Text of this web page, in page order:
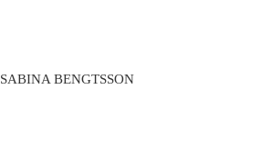
SABINA BENGTSSON